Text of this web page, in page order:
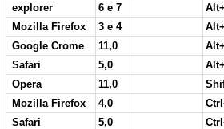
explorer 6 e 7
Mozilla Firefox
3 e 4
Google Crome
11,0
Safari
5,0
Opera
11,0
Mozilla Firefox
4,0
Safari
5,0